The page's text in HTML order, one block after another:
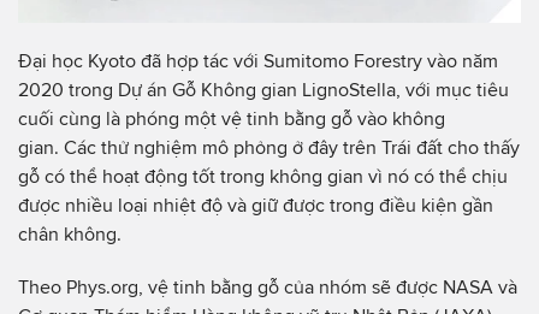
Đại học Kyoto đã hợp tác với Sumitomo Forestry vào năm
2020 trong Dự án Gỗ Không gian LignoStella, với mục tiêu
cuối cùng là phóng một vệ tinh bằng gỗ vào không
gian. Các thử nghiệm mô phỏng ở đây trên Trái đất cho thấy
gỗ có thể hoạt động tốt trong không gian vì nó có thể chịu
được nhiều loại nhiệt độ và giữ được trong điều kiện gần
chân không.
Theo Phys.org, vệ tinh bằng gỗ của nhóm sẽ được NASA và